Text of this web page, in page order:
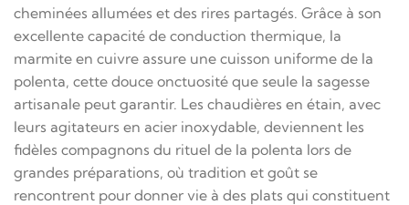
cheminées allumées et des rires partagés. Grâce à son
excellente capacité de conduction thermique, la
marmite en cuivre assure une cuisson uniforme de la
polenta, cette douce onctuosité que seule la sagesse
artisanale peut garantir. Les chaudières en étain, avec
leurs agitateurs en acier inoxydable, deviennent les
fidèles compagnons du rituel de la polenta lors de
grandes préparations, où tradition et goût se
rencontrent pour donner vie à des plats qui constituent